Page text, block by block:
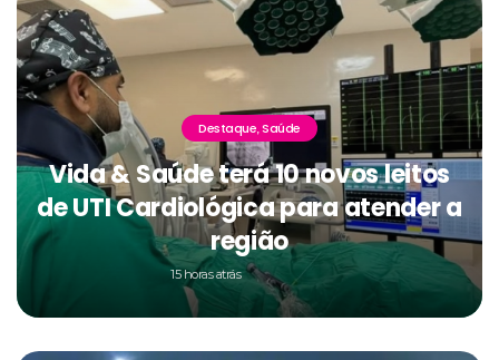
Destaque,Saúde
Vida & Saúde terá 10 novos leitos
de UTI Cardiológica para atender a
região
15 horas atrás